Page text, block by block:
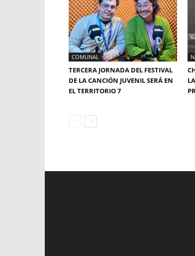
COMUNAL
TERCERA JORNADA DEL FESTIVAL
DE LA CANCIÓN JUVENIL SERÁ EN
EL TERRITORIO 7